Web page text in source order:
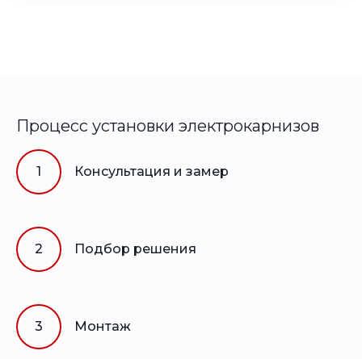
Процесс установки электрокарнизов
1 Консультация и замер
2 Подбор решения
3 Монтаж